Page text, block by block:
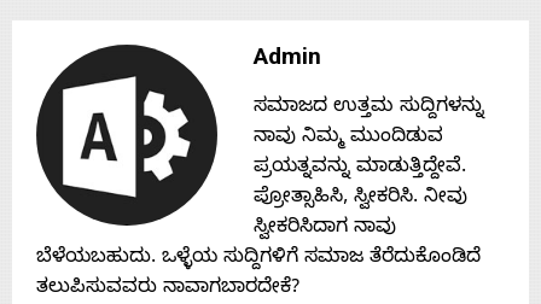
Admin
ಸಮಾಜದ ಉತ್ತಮ ಸುದ್ದಿಗಳನ್ನು
ನಾವು ನಿಮ್ಮ ಮುಂದಿಡುವ
ಪ್ರಯತ್ನವನ್ನು ಮಾಡುತ್ತಿದ್ದೇವೆ.
ಪ್ರೋತ್ಸಾಹಿಸಿ, ಸ್ವೀಕರಿಸಿ. ನೀವು
ಸ್ವೀಕರಿಸಿದಾಗ ನಾವು
ಬೆಳೆಯಬಹುದು. ಒಳ್ಳೆಯ ಸುದ್ದಿಗಳಿಗೆ ಸಮಾಜ ತೆರೆದುಕೊಂಡಿದೆ
ತಲುಪಿಸುವವರು ನಾವಾಗಬಾರದೇಕೆ?